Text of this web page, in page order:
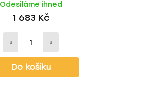
Odesíláme ihned
1 683 Kč
Do košíku